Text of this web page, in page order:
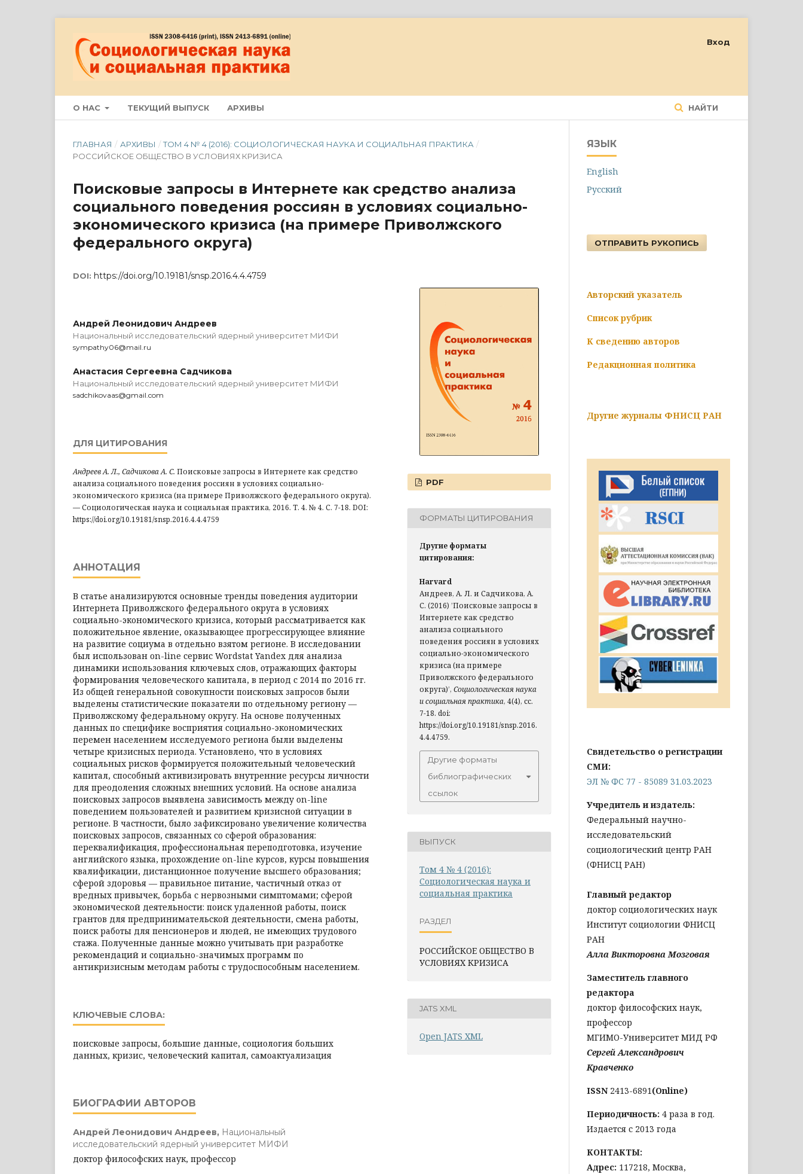
О НАС ТЕКУЩИЙ ВЫПУСК АРХИВЫ НАЙТИ
Вход
ГЛАВНАЯ / АРХИВЫ / ТОМ 4 № 4 (2016): СОЦИОЛОГИЧЕСКАЯ НАУКА И СОЦИАЛЬНАЯ ПРАКТИКА /
РОССИЙСКОЕ ОБЩЕСТВО В УСЛОВИЯХ КРИЗИСА
Поисковые запросы в Интернете как средство анализа
социального поведения россиян в условиях социально-
экономического кризиса (на примере Приволжского
федерального округа)
DOI: https://doi.org/10.19181/snsp.2016.4.4.4759
Андрей Леонидович Андреев
Национальный исследовательский ядерный университет МИФИ
sympathy06@mail.ru
Анастасия Сергеевна Садчикова
Национальный исследовательский ядерный университет МИФИ
sadchikovaas@gmail.com
ДЛЯ ЦИТИРОВАНИЯ
Андреев А. Л., Садчикова А. С. Поисковые запросы в Интернете как средство
анализа социального поведения россиян в условиях социально-
экономического кризиса (на примере Приволжского федерального округа).
— Социологическая наука и социальная практика, 2016. Т. 4. № 4. С. 7-18. DOI:
https://doi.org/10.19181/snsp.2016.4.4.4759
АННОТАЦИЯ
В статье анализируются основные тренды поведения аудитории
Интернета Приволжского федерального округа в условиях
социально-экономического кризиса, кото­рый рассматривается как
положительное явление, оказывающее прогрессирующее влияние
на развитие социума в отдельно взятом регионе. В исследовании
был использован on-line сервис Wordstat Yandex для анализа
динамики использования ключевых слов, отражающих факторы
формирования человеческого капитала, в период с 2014 по 2016 гг.
Из общей гене­ральной совокупности поисковых запросов были
выделены статистические показатели по отдельному региону —
Приволжскому федеральному округу. На основе полученных
данных по специфике восприятия социально-экономических
перемен населением исследуемого ре­гиона были выделены
четыре кризисных периода. Установлено, что в условиях
социальных рисков формируется положительный человеческий
капитал, способный активизировать внутренние ресурсы личности
для преодоления сложных внешних условий. На основе ана­лиза
поисковых запросов выявлена зависимость между on-line
поведением пользователей и развитием кризисной ситуации в
регионе. В частности, было зафиксировано увеличение количества
поисковых запросов, связанных со сферой образования:
переквалификация, профессиональная переподготовка, изучение
английского языка, прохождение on-line курсов, курсы повышения
квалификации, дистанционное получение высшего образования;
сферой здоровья — правильное питание, частичный отказ от
вредных привычек, борьба с нервозными симптомами; сферой
экономической деятельности: поиск удаленной работы, поиск
грантов для предпринимательской деятельности, смена работы,
поиск работы для пенсионеров и людей, не имеющих трудового
стажа. Полученные данные можно учитывать при разработке
рекомендаций и социально-значимых программ по
антикризисным методам работы с трудоспособным населением.
КЛЮЧЕВЫЕ СЛОВА:
поисковые запросы, большие данные, социология больших
данных, кризис, человеческий капитал, самоактуализация
БИОГРАФИИ АВТОРОВ
Андрей Леонидович Андреев, Национальный
исследовательский ядерный университет МИФИ
доктор философских наук, профессор
PDF
ФОРМАТЫ ЦИТИРОВАНИЯ
Другие форматы
цитирования:
Harvard
Андреев, А. Л. и Садчикова, А.
С. (2016) ’Поисковые запросы в
Интернете как средство
анализа социального
поведения россиян в условиях
социально-экономического
кризиса (на примере
Приволжского федерального
округа)’, Социологическая наука
и социальная практика, 4(4), сс.
7-18. doi:
https://doi.org/10.19181/snsp.2016.
4.4.4759.
Другие форматы
библиографических
ссылок
ВЫПУСК
Том 4 № 4 (2016):
Социологическая наука и
социальная практика
РАЗДЕЛ
РОССИЙСКОЕ ОБЩЕСТВО В
УСЛОВИЯХ КРИЗИСА
JATS XML
Open JATS XML
ЯЗЫК
English
Русский
ОТПРАВИТЬ РУКОПИСЬ
Авторский указатель
Список рубрик
К сведению авторов
Редакционная политика
Другие журналы ФНИСЦ РАН
Свидетельство о регистрации
СМИ:
ЭЛ № ФС 77 - 85089 31.03.2023
Учредитель и издатель:
Федеральный научно-
исследовательский
социологический центр РАН
(ФНИСЦ РАН)
Главный редактор
доктор социологических наук
Институт социологии ФНИСЦ
РАН
Алла Викторовна Мозговая
Заместитель главного
редактора
доктор философских наук,
профессор
МГИМО-Университет МИД РФ
Сергей Александрович
Кравченко
ISSN 2413-6891(Online)
Периодичность: 4 раза в год.
Издается с 2013 года
КОНТАКТЫ:
Адрес: 117218, Москва,